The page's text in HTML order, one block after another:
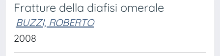
Fratture della diafisi omerale
BUZZI, ROBERTO
2008